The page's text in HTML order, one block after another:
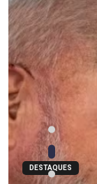
DESTAQUES